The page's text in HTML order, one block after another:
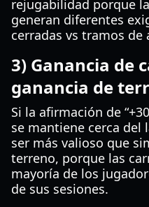
rejugabilidad porque
generan diferentes
cerradas vs tramos de
3) Ganancia de
ganancia de
Si la afirmación de
se mantiene cerca del
ser más valioso que
terreno, porque las
mayoría de los
de sus sesiones.